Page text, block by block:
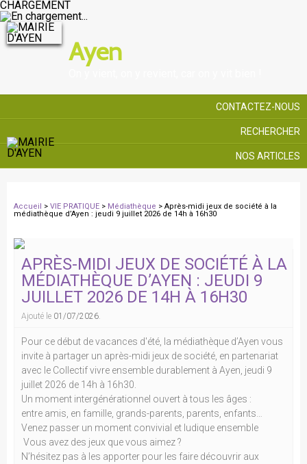
CHARGEMENT
Ayen
CONTACTEZ-NOUS
RECHERCHER
NOS ARTICLES
Accueil > VIE PRATIQUE > Médiathèque > Après-midi jeux de société à la
médiathèque d’Ayen : jeudi 9 juillet 2026 de 14h à 16h30
APRÈS-MIDI JEUX DE SOCIÉTÉ À LA
MÉDIATHÈQUE D’AYEN : JEUDI 9
JUILLET 2026 DE 14H À 16H30
Ajouté le 01/07/2026.
Pour ce début de vacances d'été, la médiathèque d’Ayen vous
invite à partager un après-midi jeux de société, en partenariat
avec le Collectif vivre ensemble durablement à Ayen, jeudi 9
juillet 2026 de 14h à 16h30.
Un moment intergénérationnel ouvert à tous les âges :
entre amis, en famille, grands-parents, parents, enfants…
Venez passer un moment convivial et ludique ensemble
Vous avez des jeux que vous aimez ?
N’hésitez pas à les apporter pour les faire découvrir aux